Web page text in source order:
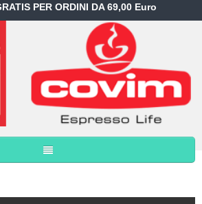
PER ORDINI DA 69,00 Euro